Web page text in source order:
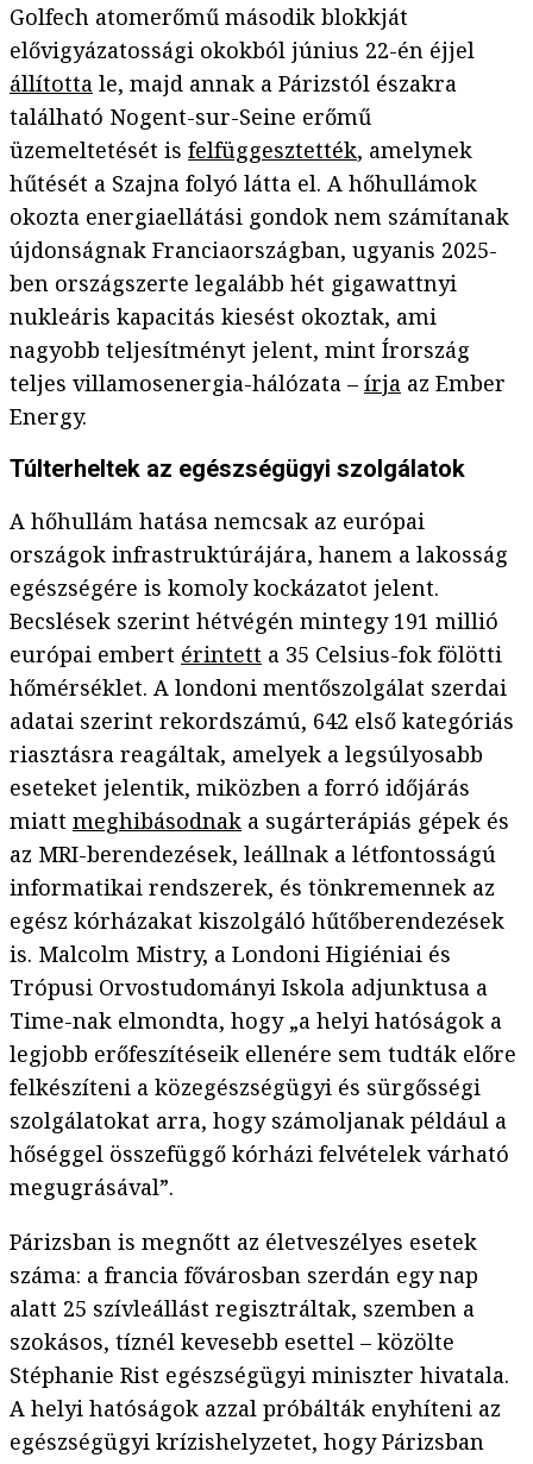
Golfech atomerőmű második blokkját
elővigyázatossági okokból június 22-én éjjel
állította le, majd annak a Párizstól északra
található Nogent-sur-Seine erőmű
üzemeltetését is felfüggesztették, amelynek
hűtését a Szajna folyó látta el. A hőhullámok
okozta energiaellátási gondok nem számítanak
újdonságnak Franciaországban, ugyanis 2025-
ben országszerte legalább hét gigawattnyi
nukleáris kapacitás kiesést okoztak, ami
nagyobb teljesítményt jelent, mint Írország
teljes villamosenergia-hálózata – írja az Ember
Energy.
Túlterheltek az egészségügyi szolgálatok
A hőhullám hatása nemcsak az európai
országok infrastruktúrájára, hanem a lakosság
egészségére is komoly kockázatot jelent.
Becslések szerint hétvégén mintegy 191 millió
európai embert érintett a 35 Celsius-fok fölötti
hőmérséklet. A londoni mentőszolgálat szerdai
adatai szerint rekordszámú, 642 első kategóriás
riasztásra reagáltak, amelyek a legsúlyosabb
eseteket jelentik, miközben a forró időjárás
miatt meghibásodnak a sugárterápiás gépek és
az MRI-berendezések, leállnak a létfontosságú
informatikai rendszerek, és tönkremennek az
egész kórházakat kiszolgáló hűtőberendezések
is. Malcolm Mistry, a Londoni Higiéniai és
Trópusi Orvostudományi Iskola adjunktusa a
Time-nak elmondta, hogy „a helyi hatóságok a
legjobb erőfeszítéseik ellenére sem tudták előre
felkészíteni a közegészségügyi és sürgősségi
szolgálatokat arra, hogy számoljanak például a
hőséggel összefüggő kórházi felvételek várható
megugrásával”.
Párizsban is megnőtt az életveszélyes esetek
száma: a francia fővárosban szerdán egy nap
alatt 25 szívleállást regisztráltak, szemben a
szokásos, tíznél kevesebb esettel – közölte
Stéphanie Rist egészségügyi miniszter hivatala.
A helyi hatóságok azzal próbálták enyhíteni az
egészségügyi krízishelyzetet, hogy Párizsban